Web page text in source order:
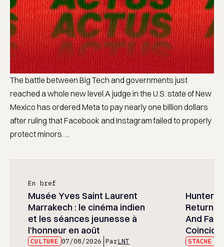
The battle between Big Tech and governments just
reached a whole new level.A judge in the U.S. state of New
Mexico has ordered Meta to pay nearly one billion dollars
after ruling that Facebook and Instagram failed to properly
protect minors. ...
En bref
Musée Yves Saint Laurent
Marrakech : le cinéma indien
et les séances jeunesse à
l’honneur en août
CULTURE 07/08/2026 ParLNT
Hunter
And
STACHE